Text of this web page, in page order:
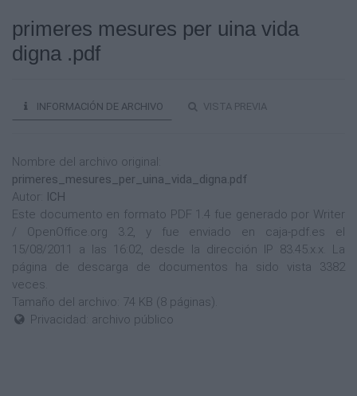
primeres mesures per uina vida
digna .pdf
INFORMACIÓN DE ARCHIVO VISTA PREVIA
Nombre del archivo original:
primeres_mesures_per_uina_vida_digna.pdf
Autor: ICH
Este documento en formato PDF 1.4 fue generado por Writer
/ OpenOffice.org 3.2, y fue enviado en caja-pdf.es el
15/08/2011 a las 16:02, desde la dirección IP 83.45.x.x. La
página de descarga de documentos ha sido vista 3382
veces.
Tamaño del archivo: 74 KB (8 páginas).
Privacidad: archivo público